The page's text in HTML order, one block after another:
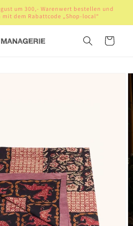
um 300,- Warenwert bestellen und
dem Rabattcode „Shop-local“
Warenkorb